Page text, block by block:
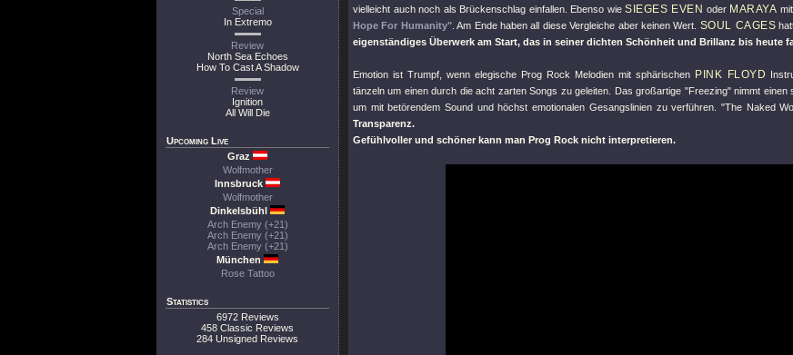
Special
In Extremo
Review
North Sea Echoes
How To Cast A Shadow
Review
Ignition
All Will Die
Upcoming Live
Graz
Wolfmother
Innsbruck
Wolfmother
Dinkelsbühl
Arch Enemy (+21)
Arch Enemy (+21)
Arch Enemy (+21)
München
Rose Tattoo
Statistics
6972 Reviews
458 Classic Reviews
284 Unsigned Reviews
vielleicht auch noch als Brückenschlag einfallen. Ebenso wieSIEGES EVEN oder MARAYA
Hope For Humanity". Am Ende haben all diese Vergleiche aber keinen Wert. SOUL CAGES
eigenständiges Überwerk am Start, das in seiner dichten Schönheit und Brillanz bis heute
Emotion ist Trumpf, wenn elegische Prog Rock Melodien mit sphärischen PINK FLOYD
tänzeln um einen durch die acht zarten Songs zu geleiten. Das großartige "Freezing"nimmt einen
um mit betörendem Sound und höchst emotionalen Gesangslinien zu verführen. "The Naked
Transparenz.
Gefühlvoller und schöner kann man Prog Rock nicht interpretieren.